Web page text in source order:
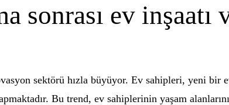
sonrası ev
sektörü hızla büyüyor. Ev sahipleri, yeni bir
Bu trend, ev sahiplerinin yaşam